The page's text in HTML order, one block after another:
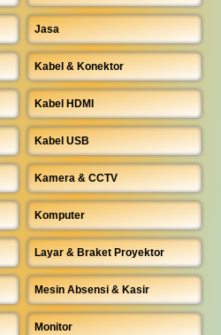
Jasa
Kabel & Konektor
Kabel HDMI
Kabel USB
Kamera & CCTV
Komputer
Layar & Braket Proyektor
Mesin Absensi & Kasir
Monitor